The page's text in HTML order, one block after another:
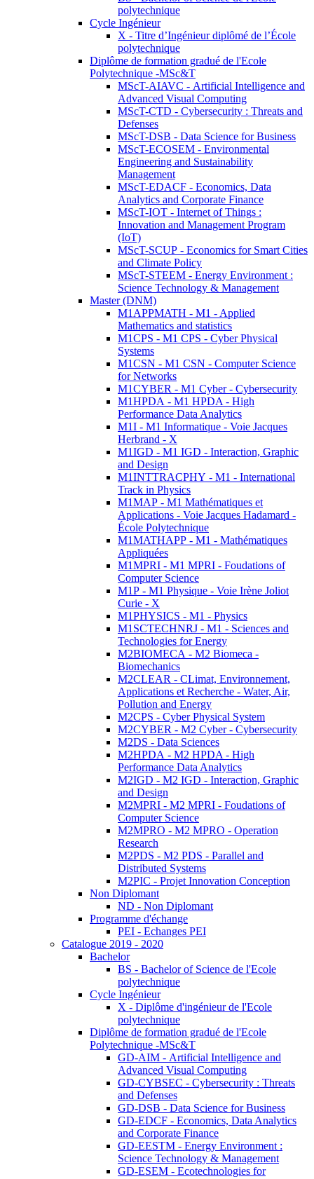
polytechnique
Cycle Ingénieur
X - Titre d’Ingénieur diplômé de l’École
polytechnique
Diplôme de formation gradué de l'Ecole
Polytechnique -MSc&T
MScT-AIAVC - Artificial Intelligence and
Advanced Visual Computing
MScT-CTD - Cybersecurity : Threats and
Defenses
MScT-DSB - Data Science for Business
MScT-ECOSEM - Environmental
Engineering and Sustainability
Management
MScT-EDACF - Economics, Data
Analytics and Corporate Finance
MScT-IOT - Internet of Things :
Innovation and Management Program
(IoT)
MScT-SCUP - Economics for Smart Cities
and Climate Policy
MScT-STEEM - Energy Environment :
Science Technology & Management
Master (DNM)
M1APPMATH - M1 - Applied
Mathematics and statistics
M1CPS - M1 CPS - Cyber Physical
Systems
M1CSN - M1 CSN - Computer Science
for Networks
M1CYBER - M1 Cyber - Cybersecurity
M1HPDA - M1 HPDA - High
Performance Data Analytics
M1I - M1 Informatique - Voie Jacques
Herbrand - X
M1IGD - M1 IGD - Interaction, Graphic
and Design
M1INTTRACPHY - M1 - International
Track in Physics
M1MAP - M1 Mathématiques et
Applications - Voie Jacques Hadamard -
École Polytechnique
M1MATHAPP - M1 - Mathématiques
Appliquées
M1MPRI - M1 MPRI - Foudations of
Computer Science
M1P - M1 Physique - Voie Irène Joliot
Curie - X
M1PHYSICS - M1 - Physics
M1SCTECHNRJ - M1 - Sciences and
Technologies for Energy
M2BIOMECA - M2 Biomeca -
Biomechanics
M2CLEAR - CLimat, Environnement,
Applications et Recherche - Water, Air,
Pollution and Energy
M2CPS - Cyber Physical System
M2CYBER - M2 Cyber - Cybersecurity
M2DS - Data Sciences
M2HPDA - M2 HPDA - High
Performance Data Analytics
M2IGD - M2 IGD - Interaction, Graphic
and Design
M2MPRI - M2 MPRI - Foudations of
Computer Science
M2MPRO - M2 MPRO - Operation
Research
M2PDS - M2 PDS - Parallel and
Distributed Systems
M2PIC - Projet Innovation Conception
Non Diplomant
ND - Non Diplomant
Programme d'échange
PEI - Echanges PEI
Catalogue 2019 - 2020
Bachelor
BS - Bachelor of Science de l'Ecole
polytechnique
Cycle Ingénieur
X - Diplôme d'ingénieur de l'Ecole
polytechnique
Diplôme de formation gradué de l'Ecole
Polytechnique -MSc&T
GD-AIM - Artificial Intelligence and
Advanced Visual Computing
GD-CYBSEC - Cybersecurity : Threats
and Defenses
GD-DSB - Data Science for Business
GD-EDCF - Economics, Data Analytics
and Corporate Finance
GD-EESTM - Energy Environment :
Science Technology & Management
GD-ESEM - Ecotechnologies for